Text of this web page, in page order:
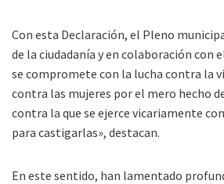
Con esta Declaración, el Pleno
de la ciudadanía y en colaboración con
se compromete con la lucha contra la
contra las mujeres por el mero hecho
contra la que se ejerce vicariamente
para castigarlas», destacan.
En este sentido, han lamentado